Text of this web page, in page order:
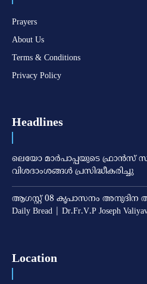
Prayers
About Us
Terms & Conditions
Privacy Policy
Headlines
ലെയോ മാര്‍പാപ്പയുടെ ഫ്രാന്‍സ്
വിശദാംശങ്ങള്‍ പ്രസിദ്ധീകരിച്ചു
ആഗസ്റ്റ് 08 കൃപാസനം അനുദിന
Daily Bread | Dr.Fr.V.P Joseph
Location